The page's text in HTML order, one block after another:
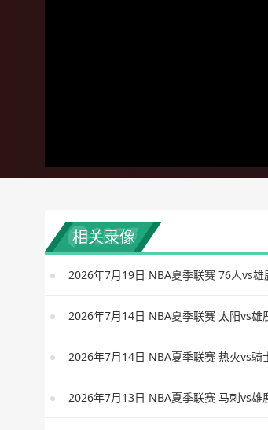
相关录像
2026年7月19日 NBA夏季联赛 76人vs雄
2026年7月14日 NBA夏季联赛 太阳vs雄
2026年7月14日 NBA夏季联赛 热火vs骑
2026年7月13日 NBA夏季联赛 马刺vs雄